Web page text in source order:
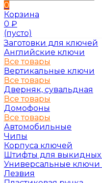
0
Корзина
0 ₽
(пусто)
Заготовки для ключей
Английские ключи
Все товары
Вертикальные ключи
Все товары
Дверняк, сувальдная
Все товары
Домофоны
Все товары
Автомобильные
Чипы
Корпуса ключей
Штифты для
Универсальные ключи
Лезвия